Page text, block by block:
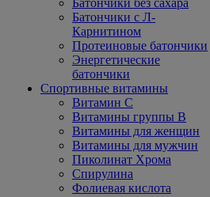
Батончики без сахара
Батончики с Л-
Карнитином
Протеиновые батончики
Энергетические
батончики
Спортивные витамины
Витамин С
Витамины группы В
Витамины для женщин
Витамины для мужчин
Пиколинат Хрома
Спирулина
Фолиевая кислота